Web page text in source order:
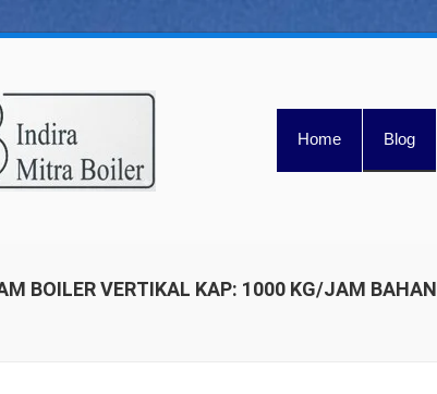
Home Blog
BOILER VERTIKAL KAP: 1000 KG/JAM BAHAN